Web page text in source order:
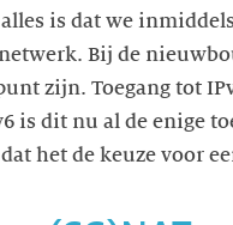
is dat we
Bij de
zijn. Toegang tot
is dit nu al de enige
het de keuze voor